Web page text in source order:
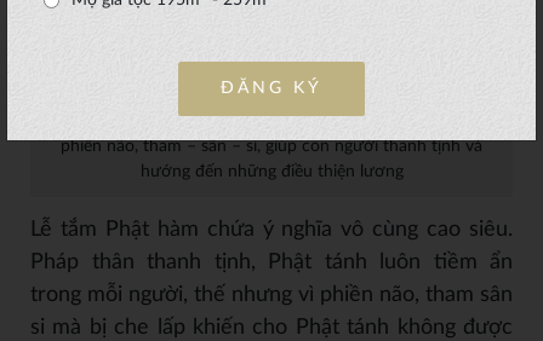
Nghi lễ tắm Phật mang ý nghĩa gột rửa những bụi bặm,
phiền não, tham – sân – si, giúp con người thanh tịnh và
hướng đến những điều thiện lương
Lễ tắm Phật hàm chứa ý nghĩa vô cùng cao siêu.
Pháp thân thanh tịnh, Phật tánh luôn tiềm ẩn
trong mỗi người, thế nhưng vì phiền não, tham sân
si mà bị che lấp khiến cho Phật tánh không được
ĐĂNG KÝ